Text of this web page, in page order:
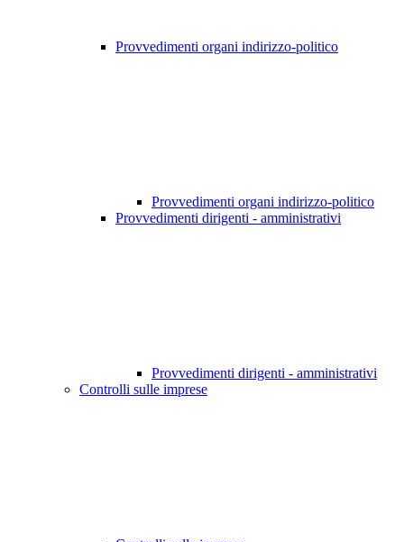
Provvedimenti organi indirizzo-politico
Provvedimenti organi indirizzo-politico
Provvedimenti dirigenti - amministrativi
Provvedimenti dirigenti - amministrativi
Controlli sulle imprese